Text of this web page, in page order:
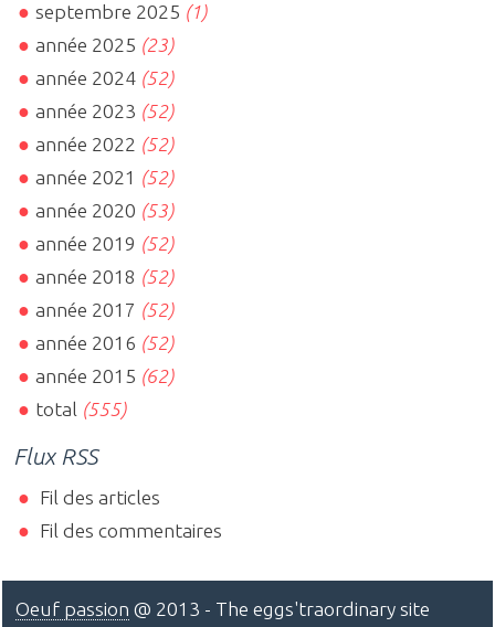
septembre 2025 (1)
année 2025 (23)
année 2024 (52)
année 2023 (52)
année 2022 (52)
année 2021 (52)
année 2020 (53)
année 2019 (52)
année 2018 (52)
année 2017 (52)
année 2016 (52)
année 2015 (62)
total (555)
Flux RSS
Fil des articles
Fil des commentaires
Oeuf passion @ 2013 - The eggs'traordinary site